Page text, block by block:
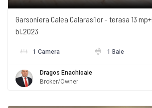
Garsoniera Calea Calarasilor - terasa 13
bl.2023
1 Camera 1 Baie
Dragos Enachioaie
Broker/Owner